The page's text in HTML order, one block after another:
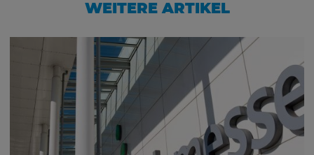
WEITERE ARTIKEL